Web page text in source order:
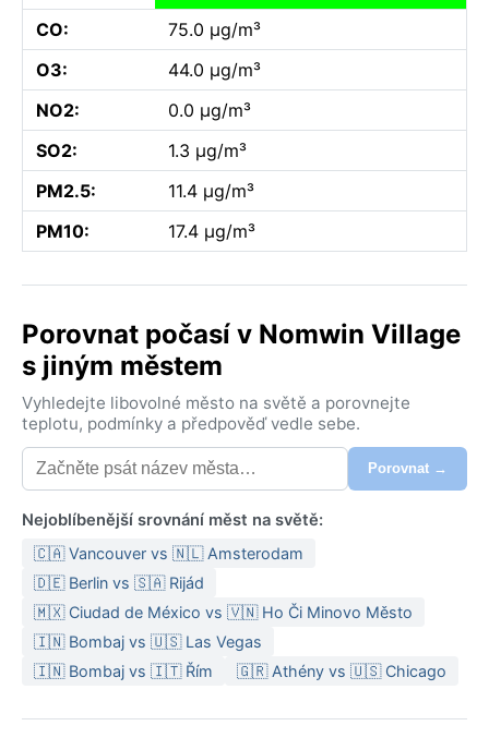
CO:
75.0 µg/m³
O3:
44.0 µg/m³
NO2:
0.0 µg/m³
SO2:
1.3 µg/m³
PM2.5:
11.4 µg/m³
PM10:
17.4 µg/m³
Porovnat počasí v Nomwin Village
s jiným městem
Vyhledejte libovolné město na světě a porovnejte
teplotu, podmínky a předpověď vedle sebe.
Porovnat →
Nejoblíbenější srovnání měst na světě:
🇨🇦 Vancouver vs 🇳🇱 Amsterodam
🇩🇪 Berlin vs 🇸🇦 Rijád
🇲🇽 Ciudad de México vs 🇻🇳 Ho Či Minovo Město
🇮🇳 Bombaj vs 🇺🇸 Las Vegas
🇮🇳 Bombaj vs 🇮🇹 Řím
🇬🇷 Athény vs 🇺🇸 Chicago